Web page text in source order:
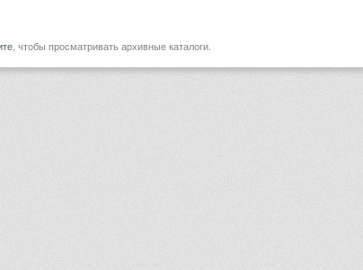
, чтобы просматривать архивные каталоги.